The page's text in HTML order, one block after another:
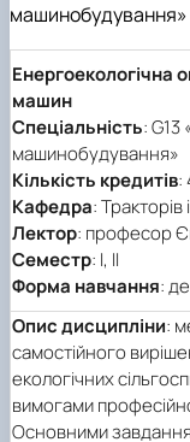
машинобудування»
Енергоекологічна
машин
Спеціальність: G13
машинобудування»
Кількість кредитів:
Кафедра: Тракторів
Лектор: професор
Семестр: І, ІІ
Форма навчання:
Опис дисципліни:
самостійного
екологічних
вимогами
Основними